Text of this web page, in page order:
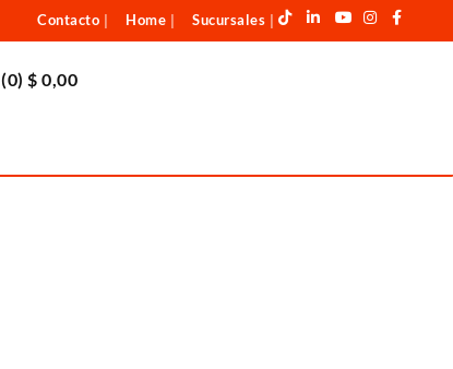
Contacto Home Sucursales
(0)$ 0,00